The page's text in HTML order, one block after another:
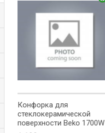
Конфорка для
стеклокерамической
поверхности Beko 1700W